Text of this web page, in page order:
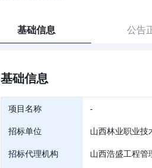
基础信息 公告
基础信息
项目名称 -
招标单位 山西林业职业技
招标代理机构 山西浩盛工程管